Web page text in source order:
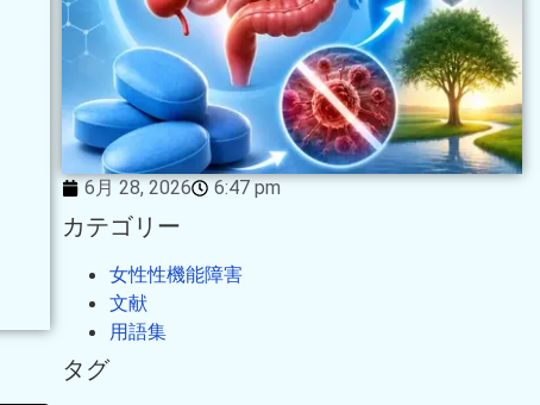
6月 28, 2026 6:47 pm
カテゴリー
女性性機能障害
文献
用語集
タグ